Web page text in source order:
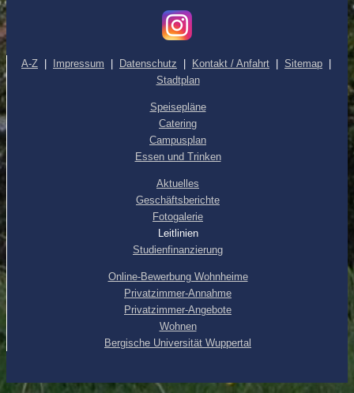
A-Z Impressum Datenschutz Kontakt / Anfahrt Sitemap
Stadtplan
Speisepläne
Catering
Campusplan
Essen und Trinken
Aktuelles
Geschäftsberichte
Fotogalerie
Leitlinien
Studienfinanzierung
Online-Bewerbung Wohnheime
Privatzimmer-Annahme
Privatzimmer-Angebote
Wohnen
Bergische Universität Wuppertal